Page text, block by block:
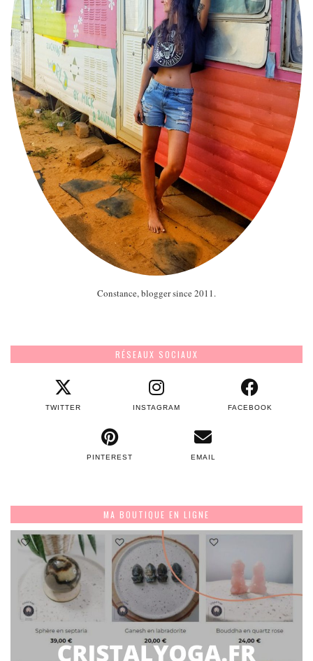
Constance, blogger since 2011.
RÉSEAUX SOCIAUX
TWITTER INSTAGRAM FACEBOOK
PINTEREST EMAIL
MA BOUTIQUE EN LIGNE